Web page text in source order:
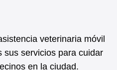
veterinaria móvil
sus servicios para cuidar
en la ciudad.